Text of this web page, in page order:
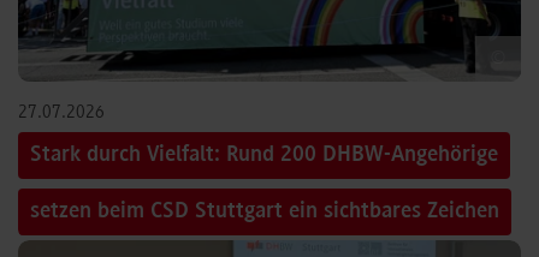
27.07.2026
Stark durch Vielfalt: Rund 200 DHBW-Angehörige
setzen beim CSD Stuttgart ein sichtbares Zeichen